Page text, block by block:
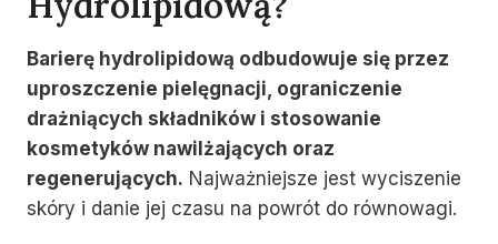
Barierę hydrolipidową odbudowuje się przez
uproszczenie pielęgnacji, ograniczenie
drażniących składników i stosowanie
kosmetyków nawilżających oraz
regenerujących. Najważniejsze jest wyciszenie
skóry i danie jej czasu na powrót do równowagi.